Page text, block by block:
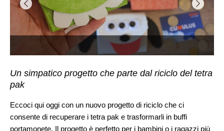
Un simpatico progetto che parte dal riciclo del tetra
pak
Eccoci qui oggi con un nuovo progetto di riciclo che ci
consente di recuperare i tetra pak e trasformarli in buffi
portamonete. Il progetto è perfetto per i bambini o i ragazzi più